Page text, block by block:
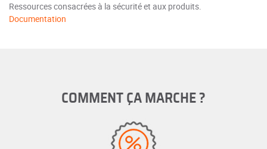
Ressources consacrées à la sécurité et aux produits.
Documentation
COMMENT ÇA MARCHE ?